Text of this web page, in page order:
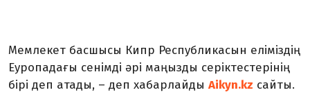
Мемлекет басшысы Кипр Республикасын еліміздің
Еуропадағы сенімді әрі маңызды серіктестерінің
бірі деп атады, – деп хабарлайды Aikyn.kz сайты.